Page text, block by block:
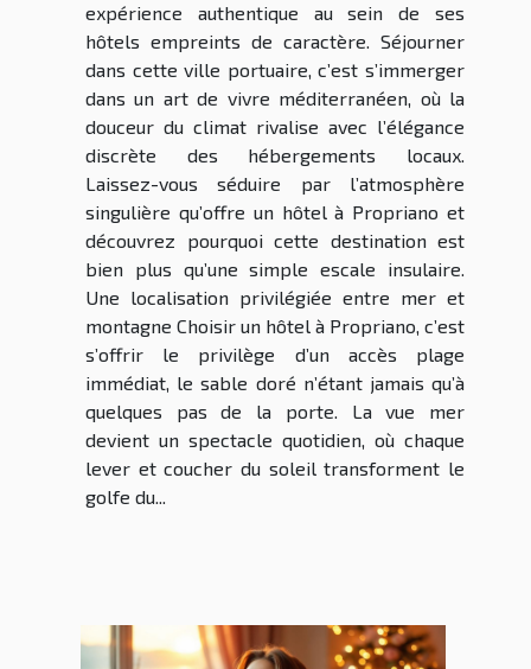
expérience authentique au sein de ses
hôtels empreints de caractère. Séjourner
dans cette ville portuaire, c’est s’immerger
dans un art de vivre méditerranéen, où la
douceur du climat rivalise avec l’élégance
discrète des hébergements locaux.
Laissez-vous séduire par l’atmosphère
singulière qu’offre un hôtel à Propriano et
découvrez pourquoi cette destination est
bien plus qu’une simple escale insulaire.
Une localisation privilégiée entre mer et
montagne Choisir un hôtel à Propriano, c’est
s’offrir le privilège d’un accès plage
immédiat, le sable doré n’étant jamais qu’à
quelques pas de la porte. La vue mer
devient un spectacle quotidien, où chaque
lever et coucher du soleil transforment le
golfe du...